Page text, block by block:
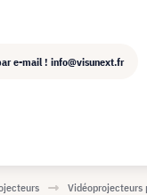
e-mail ! info@visunext.fr
Vidéoprojecteurs